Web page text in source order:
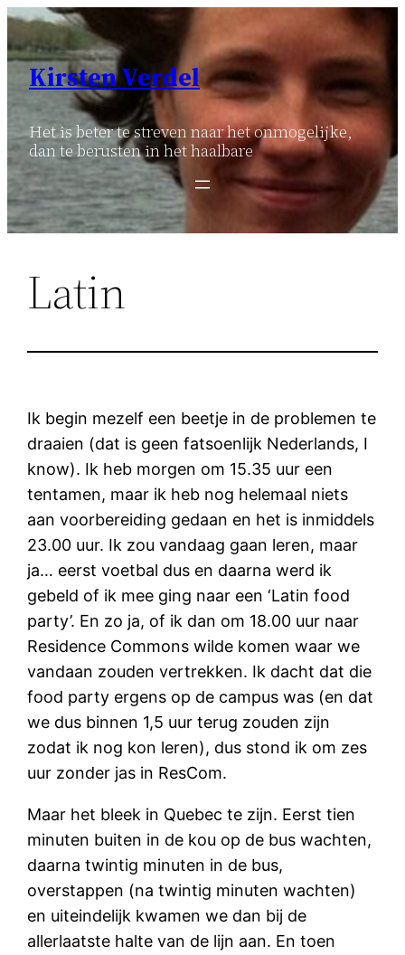
Ga
naar
inhoud
Kirsten Verdel
Het is beter te streven naar het onmogelijke,
dan te berusten in het haalbare
Latin
Ik begin mezelf een beetje in de problemen te
draaien (dat is geen fatsoenlijk Nederlands, I
know). Ik heb morgen om 15.35 uur een
tentamen, maar ik heb nog helemaal niets
aan voorbereiding gedaan en het is inmiddels
23.00 uur. Ik zou vandaag gaan leren, maar
ja… eerst voetbal dus en daarna werd ik
gebeld of ik mee ging naar een ‘Latin food
party’. En zo ja, of ik dan om 18.00 uur naar
Residence Commons wilde komen waar we
vandaan zouden vertrekken. Ik dacht dat die
food party ergens op de campus was (en dat
we dus binnen 1,5 uur terug zouden zijn
zodat ik nog kon leren), dus stond ik om zes
uur zonder jas in ResCom.
Maar het bleek in Quebec te zijn. Eerst tien
minuten buiten in de kou op de bus wachten,
daarna twintig minuten in de bus,
overstappen (na twintig minuten wachten)
en uiteindelijk kwamen we dan bij de
allerlaatste halte van de lijn aan. En toen